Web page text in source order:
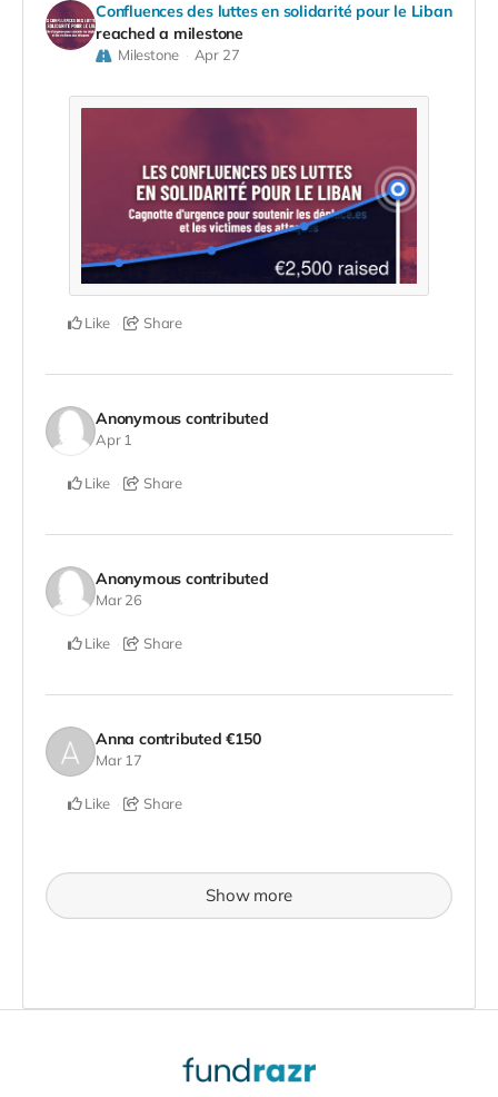
Confluences des luttes en solidarité pour le Liban
reached a milestone
Milestone Apr 27
Like Share
Anonymous contributed
Apr 1
Like Share
Anonymous contributed
Mar 26
Like Share
Anna contributed€150
Mar 17
Like Share
Show more